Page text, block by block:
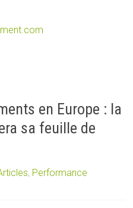
en Europe : la
sa feuille de
, Performance